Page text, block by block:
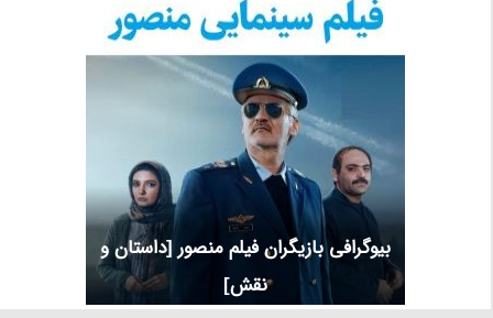
بیوگرافی بازیگران فیلم منصور [داستان و
نقش]